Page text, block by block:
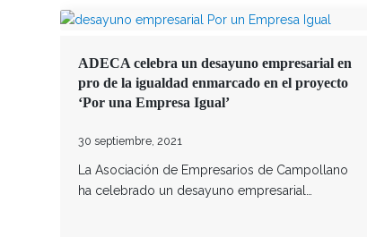
ADECA celebra un desayuno empresarial en
pro de la igualdad enmarcado en el proyecto
‘Por una Empresa Igual’
30 septiembre, 2021
La Asociación de Empresarios de Campollano
ha celebrado un desayuno empresarial…